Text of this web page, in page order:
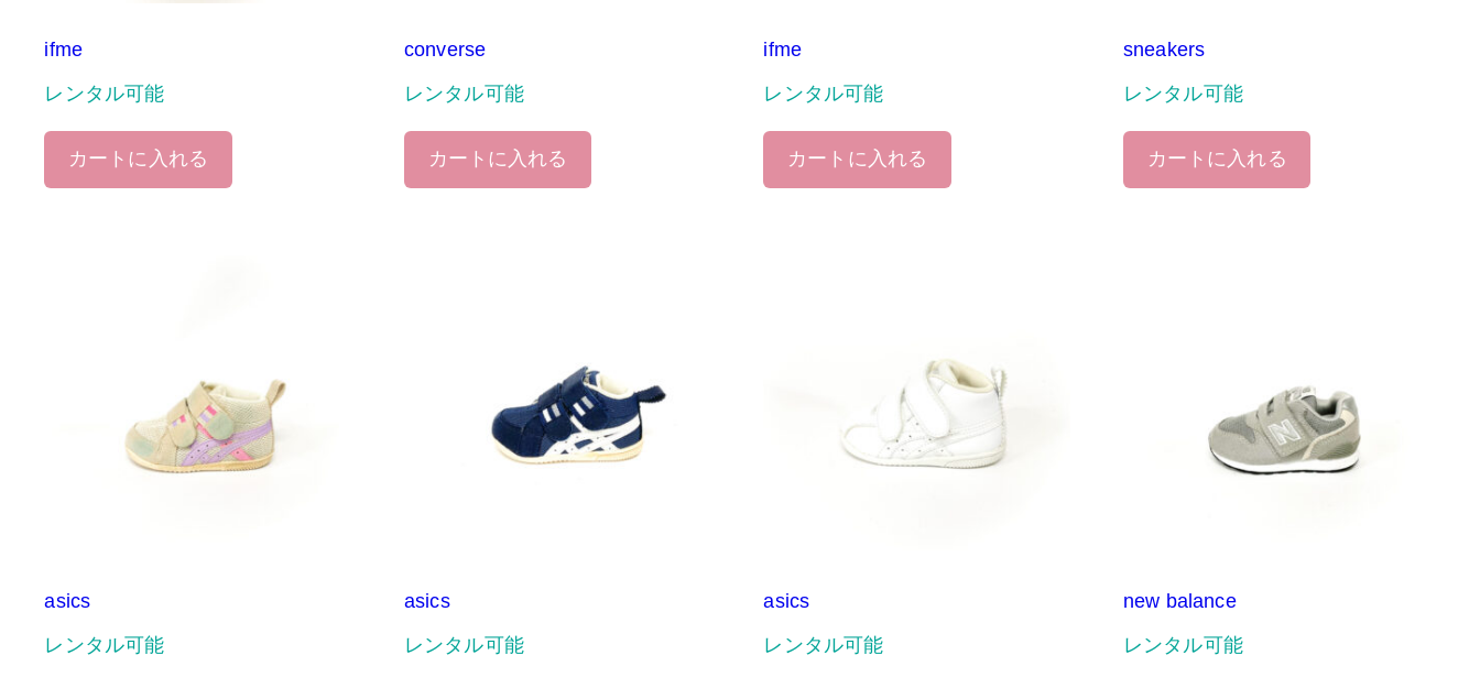
ifme
レンタル可能
カートに入れる
converse
レンタル可能
カートに入れる
ifme
レンタル可能
カートに入れる
sneakers
レンタル可能
カートに入れる
asics
レンタル可能
asics
レンタル可能
asics
レンタル可能
new balance
レンタル可能